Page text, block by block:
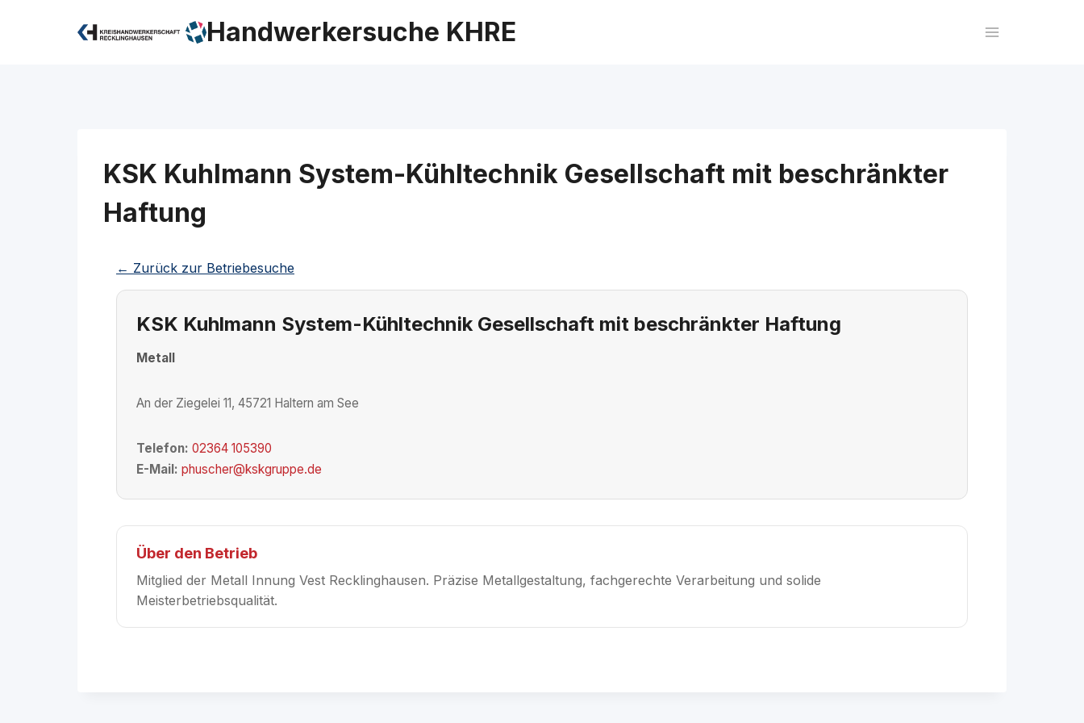
Handwerkersuche KHRE
KSK Kuhlmann System-Kühltechnik Gesellschaft mit beschränkter
Haftung
← Zurück zur Betriebesuche
KSK Kuhlmann System-Kühltechnik Gesellschaft mit beschränkter Haftung
Metall
An der Ziegelei 11, 45721 Haltern am See
Telefon: 02364 105390
E-Mail: phuscher@kskgruppe.de
Über den Betrieb
Mitglied der Metall Innung Vest Recklinghausen. Präzise Metallgestaltung, fachgerechte Verarbeitung und solide
Meisterbetriebsqualität.